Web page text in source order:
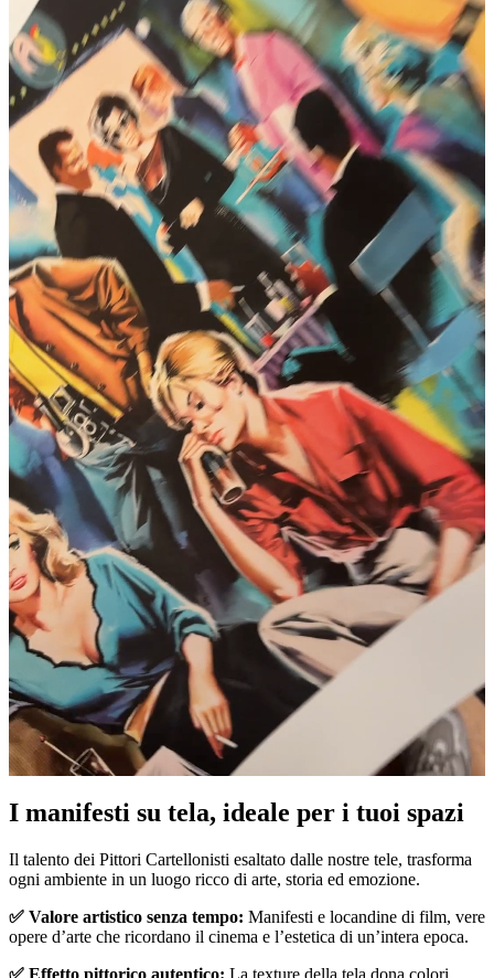
I manifesti su tela, ideale per i tuoi spazi
Il talento dei Pittori Cartellonisti esaltato dalle nostre tele, trasforma
ogni ambiente in un luogo ricco di arte, storia ed emozione.
✅ Valore artistico senza tempo: Manifesti e locandine di film, vere
opere d’arte che ricordano il cinema e l’estetica di un’intera epoca.
✅ Effetto pittorico autentico: La texture della tela dona colori